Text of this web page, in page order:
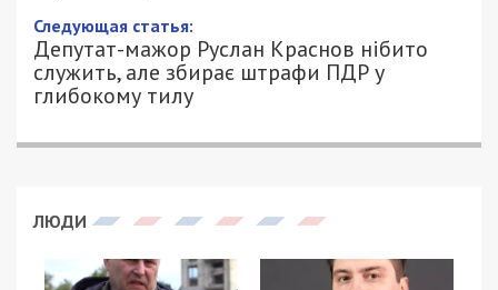
Следующая статья:
Депутат-мажор Руслан Краснов нібито
служить, але збирає штрафи ПДР у
глибокому тилу
ЛЮДИ